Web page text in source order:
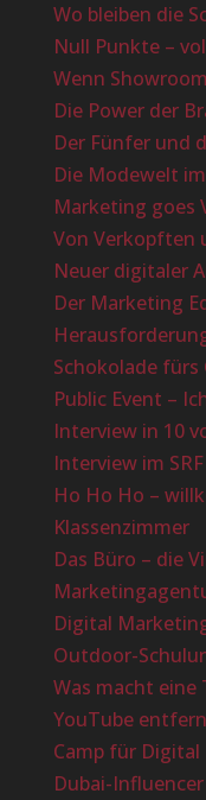
Wo bleiben die
Null Punkte –
Wenn
Die Power der
Der Fünfer und
Die Modewelt
Marketing goes
Von Verkopften
Neuer digitaler
Der Marketing
Schokolade fürs
Public Event –
Interview in 10
Interview im
Ho Ho Ho –
Klassenzimmer
Das Büro – die
Digital
Outdoor-
Was macht eine
YouTube
Camp für
Dubai-